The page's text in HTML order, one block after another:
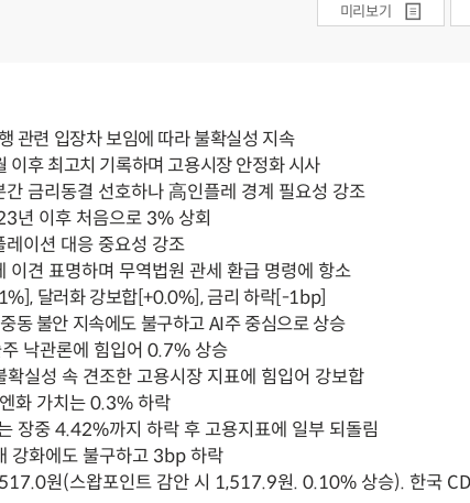
미리보기
관련 입장차 보임에 따라 불확실성 지속
후 최고치 기록하며 고용시장 안정화 시사
금리동결 선호하나 高인플레 경계 필요성 강조
이후 처음으로 3% 상회
이션 대응 중요성 강조
견 표명하며 무역법원 관세 환급 명령에 항소
달러화 강보합[+0.0%], 금리 하락[-1bp]
불안 지속에도 불구하고 AI주 중심으로 상승
낙관론에 힘입어 0.7% 상승
실성 속 견조한 고용시장 지표에 힘입어 강보합
화 가치는 0.3% 하락
장중 4.42%까지 하락 후 고용지표에 일부 되돌림
강화에도 불구하고 3bp 하락
원(스왑포인트 감안 시 1,517.9원. 0.10% 상승). 한국